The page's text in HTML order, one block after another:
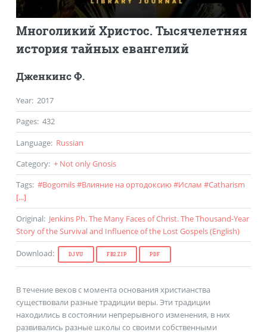
Многоликий Христос. Тысячелетняя
история тайных евангелий
Дженкинс Ф.
Year: 2017
Pages: 432
Language: Russian
Category: + Not only Gnosis
Tags: #Bogomils#Влияние на ортодоксию #Ислам #Catharism
[...]
Original: Jenkins Ph. The Many Faces of Christ. The Thousand-Year
Story of the Survival and Influence of the Lost Gospels (English)
Download: DJVU FB2.ZIP PDF
В течение веков с момента основания христианства
существовали разные традиции веры. Эти традиции
находились в состоянии непрерывного изменения, в них
развивались разные школы со своими собственными